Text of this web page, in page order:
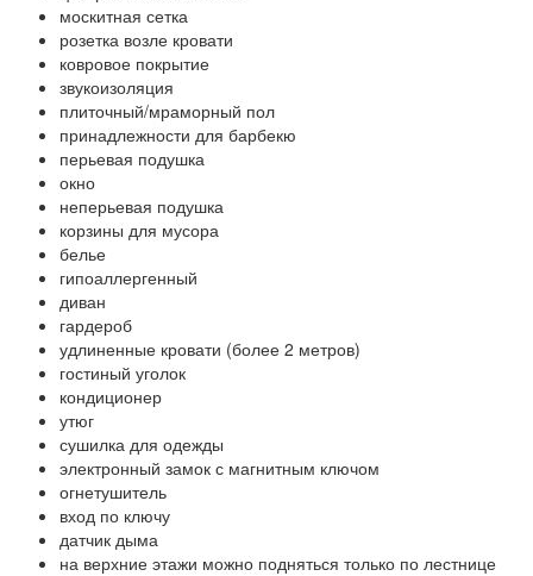
москитная сетка
розетка возле кровати
ковровое покрытие
звукоизоляция
плиточный/мраморный пол
принадлежности для барбекю
перьевая подушка
окно
неперьевая подушка
корзины для мусора
белье
гипоаллергенный
диван
гардероб
удлиненные кровати (более 2 метров)
гостиный уголок
кондиционер
утюг
сушилка для одежды
электронный замок с магнитным ключом
огнетушитель
вход по ключу
датчик дыма
на верхние этажи можно подняться только по лестнице